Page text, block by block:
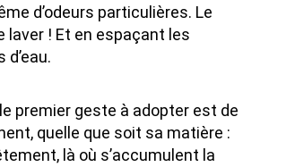
d’odeurs particulières. Le
laver ! Et en espaçant les
premier geste à adopter est de
quelle que soit sa matière :
là où s’accumulent la